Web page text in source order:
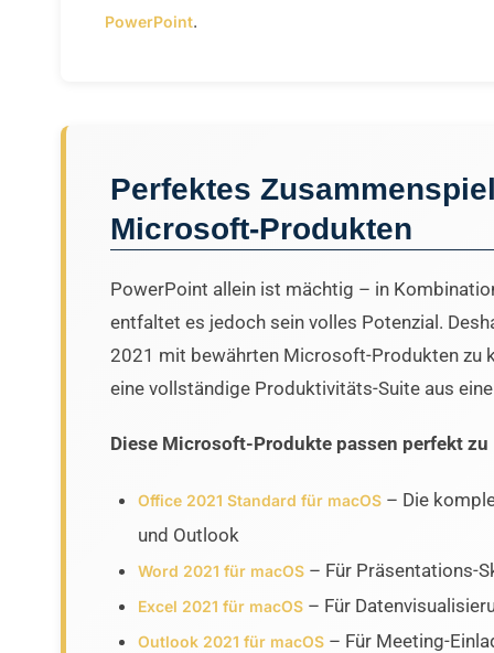
PowerPoint.
Perfektes
Microsoft-Produkten
PowerPoint allein ist mächtig – in
entfaltet es jedoch sein volles Potenzial.
2021 mit bewährten Microsoft-Produkten zu
eine vollständige Produktivitäts-Suite aus
Diese Microsoft-Produkte passen perfekt
Office 2021 Standard für macOS – Die
und Outlook
Word 2021 für macOS – Für Präsentations-
Excel 2021 für macOS – Für
Outlook 2021 für macOS – Für Meeting-